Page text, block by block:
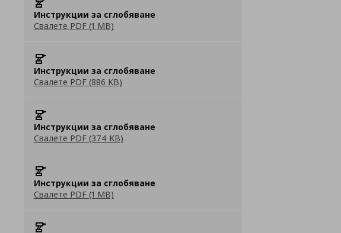
Инструкции за сглобяване
Свалете PDF (1 MB)
Инструкции за сглобяване
Свалете PDF (886 KB)
Инструкции за сглобяване
Свалете PDF (374 KB)
Инструкции за сглобяване
Свалете PDF (1 MB)